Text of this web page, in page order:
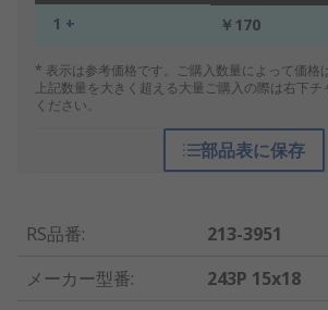
1 + ￥170
* 表示は参考価格です。ご購入数量によって価格
上記数量を大きく超える大量ご購入の際は右下チ
ください。
部品表に保存
RS品番:
213-3951
メーカー型番:
243P 15x18